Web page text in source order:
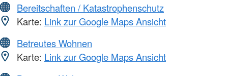
Bereitschaften / Katastrophenschutz
Karte: Link zur Google Maps Ansicht
Betreutes Wohnen
Karte: Link zur Google Maps Ansicht